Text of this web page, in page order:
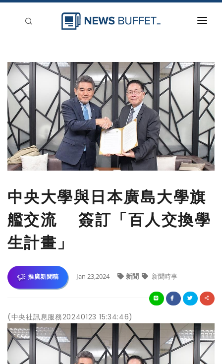
新聞稿分類
刊登
中央大學與日本廣島大學旗
艦交流 簽訂「百人交換學
生計畫」
推廣新聞稿 Jan 23,2024 新聞 新聞時事
(中央社訊息服務20240123 15:34:46)